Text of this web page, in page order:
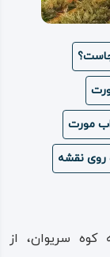
مورت
نقشه
سریوان، از